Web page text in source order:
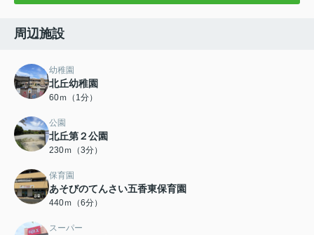
周辺施設
幼稚園
北丘幼稚園
60ｍ（1分）
公園
北丘第２公園
230ｍ（3分）
保育園
あそびのてんさい五香東保育園
440ｍ（6分）
スーパー